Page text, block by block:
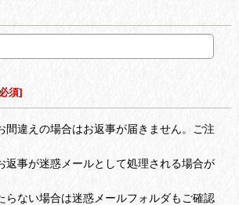
必須]
間違えの場合はお返事が届きません。ご注
返事が迷惑メールとして処理される場合が
らない場合は迷惑メールフォルダもご確認